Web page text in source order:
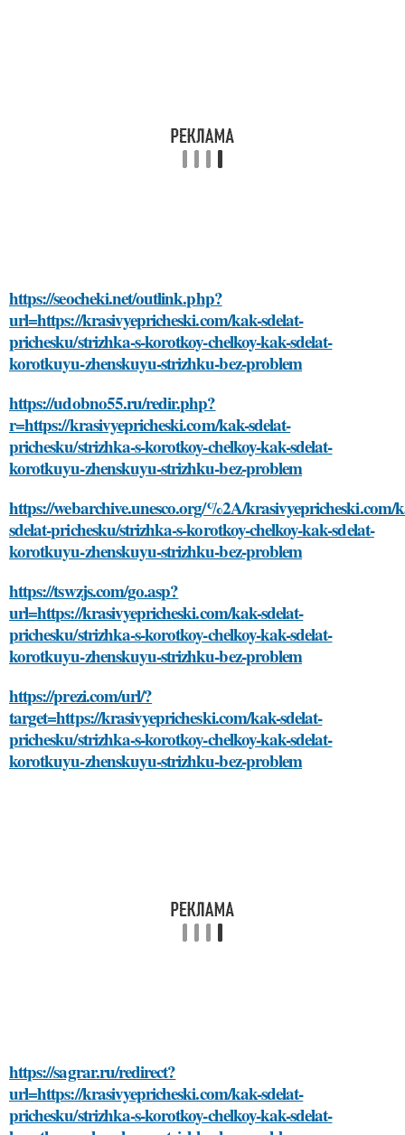
https://seocheki.net/outlink.php?
url=https://krasivyepricheski.com/kak-sdelat-
prichesku/strizhka-s-korotkoy-chelkoy-kak-sdelat-
korotkuyu-zhenskuyu-strizhku-bez-problem
https://udobno55.ru/redir.php?
r=https://krasivyepricheski.com/kak-sdelat-
prichesku/strizhka-s-korotkoy-chelkoy-kak-sdelat-
korotkuyu-zhenskuyu-strizhku-bez-problem
https://webarchive.unesco.org/%2A/krasivyepricheski.com/
sdelat-prichesku/strizhka-s-korotkoy-chelkoy-kak-sdelat-
korotkuyu-zhenskuyu-strizhku-bez-problem
https://tswzjs.com/go.asp?
url=https://krasivyepricheski.com/kak-sdelat-
prichesku/strizhka-s-korotkoy-chelkoy-kak-sdelat-
korotkuyu-zhenskuyu-strizhku-bez-problem
https://prezi.com/url/?
target=https://krasivyepricheski.com/kak-sdelat-
prichesku/strizhka-s-korotkoy-chelkoy-kak-sdelat-
korotkuyu-zhenskuyu-strizhku-bez-problem
https://sagrar.ru/redirect?
url=https://krasivyepricheski.com/kak-sdelat-
prichesku/strizhka-s-korotkoy-chelkoy-kak-sdelat-